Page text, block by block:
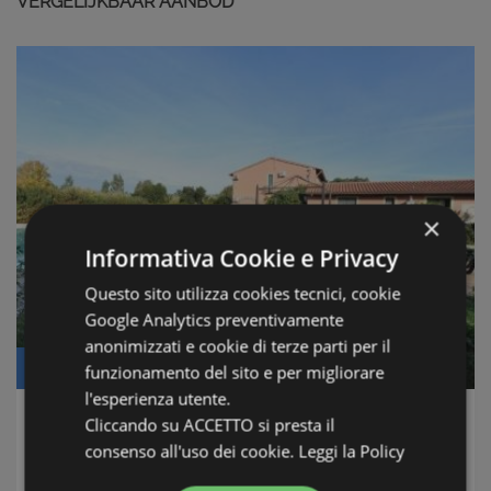
Prijs: € 850.000
Agriturismo San Vero Milis
Zona Oristano
×
Informativa Cookie e Privacy
Questo sito utilizza cookies tecnici, cookie
Google Analytics preventivamente
anonimizzati e cookie di terze parti per il
funzionamento del sito e per migliorare
l'esperienza utente.
Cliccando su ACCETTO si presta il
consenso all'uso dei cookie. Leggi la Policy